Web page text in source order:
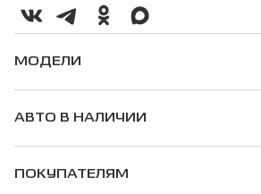
МОДЕЛИ
АВТО В НАЛИЧИИ
ПОКУПАТЕЛЯМ